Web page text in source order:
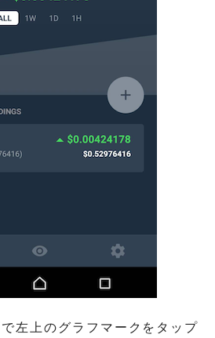
左上のグラフマークをタップ